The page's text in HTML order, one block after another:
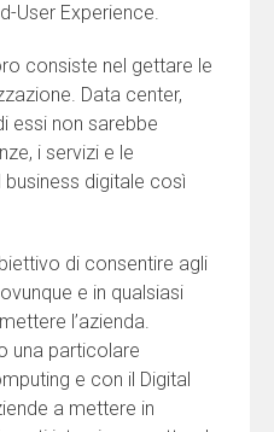
User Experience.
consiste nel gettare le
Data center,
essi non sarebbe
i servizi e le
digitale così
di consentire agli
e in qualsiasi
l’azienda.
una particolare
e con il Digital
a mettere in